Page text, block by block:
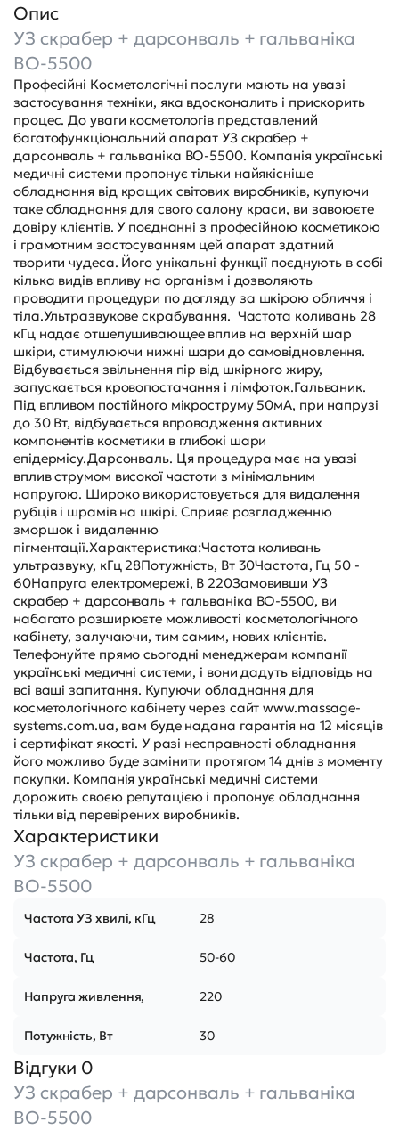
Опис
УЗ скрабер + дарсонваль + гальваніка
BO-5500
Професійні Косметологічні послуги мають на увазі
застосування техніки, яка вдосконалить і прискорить
процес. До уваги косметологів представлений
багатофункціональний апарат УЗ скрабер +
дарсонваль + гальваніка BO-5500. Компанія українські
медичні системи пропонує тільки найякісніше
обладнання від кращих світових виробників, купуючи
таке обладнання для свого салону краси, ви завоюєте
довіру клієнтів. У поєднанні з професійною косметикою
і грамотним застосуванням цей апарат здатний
творити чудеса. Його унікальні функції поєднують в собі
кілька видів впливу на організм і дозволяють
проводити процедури по догляду за шкірою обличчя і
тіла.Ультразвукове скрабування. Частота коливань 28
кГц надає отшелушивающее вплив на верхній шар
шкіри, стимулюючи нижні шари до самовідновлення.
Відбувається звільнення пір від шкірного жиру,
запускається кровопостачання і лімфоток.Гальваник.
Під впливом постійного мікроструму 50мА, при напрузі
до 30 Вт, відбувається впровадження активних
компонентів косметики в глибокі шари
епідермісу.Дарсонваль. Ця процедура має на увазі
вплив струмом високої частоти з мінімальним
напругою. Широко використовується для видалення
рубців і шрамів на шкірі. Сприяє розгладженню
зморшок і видаленню
пігментації.Характеристика:Частота коливань
ультразвуку, кГц 28Потужність, Вт 30Частота, Гц 50 -
60Напруга електромережі, В 220Замовивши УЗ
скрабер + дарсонваль + гальваніка BO-5500, ви
набагато розширюєте можливості косметологічного
кабінету, залучаючи, тим самим, нових клієнтів.
Телефонуйте прямо сьогодні менеджерам компанії
українські медичні системи, і вони дадуть відповідь на
всі ваші запитання. Купуючи обладнання для
косметологічного кабінету через сайт www.massage-
systems.com.ua, вам буде надана гарантія на 12 місяців
і сертифікат якості. У разі несправності обладнання
його можливо буде замінити протягом 14 днів з моменту
покупки. Компанія українські медичні системи
дорожить своєю репутацією і пропонує обладнання
тільки від перевірених виробників.
Характеристики
УЗ скрабер + дарсонваль + гальваніка
BO-5500
Частота УЗ хвилі, кГц 28
Частота, Гц 50-60
Напруга живлення, 220
Потужність, Вт 30
Відгуки 0
УЗ скрабер + дарсонваль + гальваніка
BO-5500